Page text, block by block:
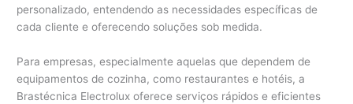
personalizado, entendendo as necessidades específicas de
cada cliente e oferecendo soluções sob medida.
Para empresas, especialmente aquelas que dependem de
equipamentos de cozinha, como restaurantes e hotéis, a
Brastécnica Electrolux oferece serviços rápidos e eficientes